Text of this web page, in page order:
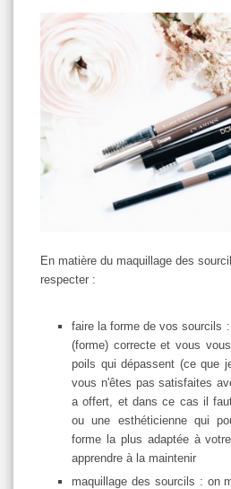
En matière du maquillage des
respecter :
faire la forme de vos sourcils
(forme) correcte et vous
poils qui dépassent (ce que
vous n'êtes pas satisfaites
a offert, et dans ce cas il
ou une esthéticienne qui
forme la plus adaptée à
apprendre à la maintenir
maquillage des sourcils : on